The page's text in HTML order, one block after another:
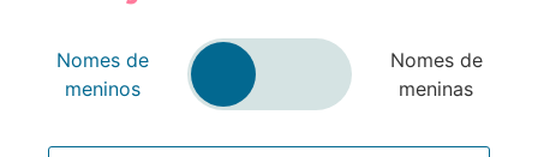
Nomes de
meninos
Nomes de
meninas